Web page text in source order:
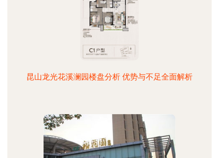
昆山龙光花溪澜园楼盘分析 优势与不足全面解析